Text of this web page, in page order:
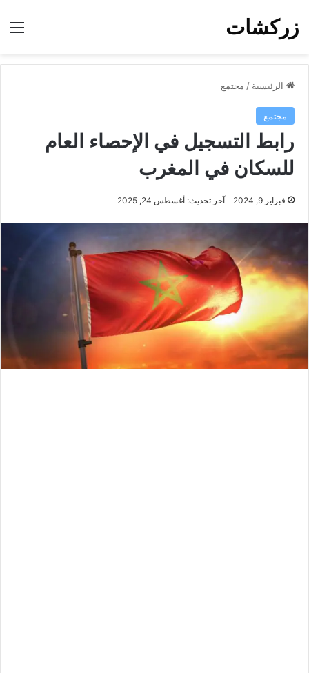
زركشات
الرئيسية / مجتمع
مجتمع
رابط التسجيل في الإحصاء العام
للسكان في المغرب
فبراير 9, 2024 آخر تحديث: أغسطس 24, 2025